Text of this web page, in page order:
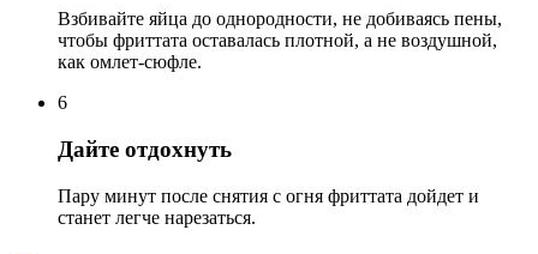
Взбивайте яйца до однородности, не добиваясь пены,
чтобы фриттата оставалась плотной, а не воздушной,
как омлет-сюфле.
6
Дайте отдохнуть
Пару минут после снятия с огня фриттата дойдет и
станет легче нарезаться.